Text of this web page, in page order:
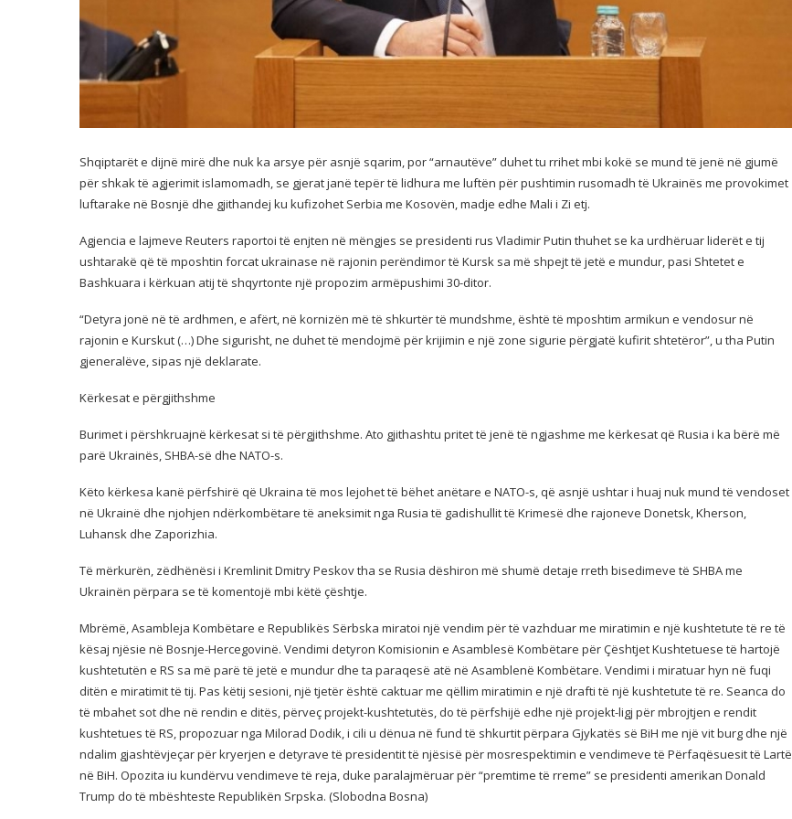
Shqiptarët e dijnë mirë dhe nuk ka arsye për asnjë sqarim, por “arnautëve” duhet tu rrihet mbi kokë se mund të jenë në gjumë
për shkak të agjerimit islamomadh, se gjerat janë tepër të lidhura me luftën për pushtimin rusomadh të Ukrainës me provokimet
luftarake në Bosnjë dhe gjithandej ku kufizohet Serbia me Kosovën, madje edhe Mali i Zi etj.
Agjencia e lajmeve Reuters raportoi të enjten në mëngjes se presidenti rus Vladimir Putin thuhet se ka urdhëruar liderët e tij
ushtarakë që të mposhtin forcat ukrainase në rajonin perëndimor të Kursk sa më shpejt të jetë e mundur, pasi Shtetet e
Bashkuara i kërkuan atij të shqyrtonte një propozim armëpushimi 30-ditor.
“Detyra jonë në të ardhmen, e afërt, në kornizën më të shkurtër të mundshme, është të mposhtim armikun e vendosur në
rajonin e Kurskut (…) Dhe sigurisht, ne duhet të mendojmë për krijimin e një zone sigurie përgjatë kufirit shtetëror”, u tha Putin
gjeneralëve, sipas një deklarate.
Kërkesat e përgjithshme
Burimet i përshkruajnë kërkesat si të përgjithshme. Ato gjithashtu pritet të jenë të ngjashme me kërkesat që Rusia i ka bërë më
parë Ukrainës, SHBA-së dhe NATO-s.
Këto kërkesa kanë përfshirë që Ukraina të mos lejohet të bëhet anëtare e NATO-s, që asnjë ushtar i huaj nuk mund të vendoset
në Ukrainë dhe njohjen ndërkombëtare të aneksimit nga Rusia të gadishullit të Krimesë dhe rajoneve Donetsk, Kherson,
Luhansk dhe Zaporizhia.
Të mërkurën, zëdhënësi i Kremlinit Dmitry Peskov tha se Rusia dëshiron më shumë detaje rreth bisedimeve të SHBA me
Ukrainën përpara se të komentojë mbi këtë çështje.
Mbrëmë, Asambleja Kombëtare e Republikës Sërbska miratoi një vendim për të vazhduar me miratimin e një kushtetute të re të
kësaj njësie në Bosnje-Hercegovinë. Vendimi detyron Komisionin e Asamblesë Kombëtare për Çështjet Kushtetuese të hartojë
kushtetutën e RS sa më parë të jetë e mundur dhe ta paraqesë atë në Asamblenë Kombëtare. Vendimi i miratuar hyn në fuqi
ditën e miratimit të tij. Pas këtij sesioni, një tjetër është caktuar me qëllim miratimin e një drafti të një kushtetute të re. Seanca do
të mbahet sot dhe në rendin e ditës, përveç projekt-kushtetutës, do të përfshijë edhe një projekt-ligj për mbrojtjen e rendit
kushtetues të RS, propozuar nga Milorad Dodik, i cili u dënua në fund të shkurtit përpara Gjykatës së BiH me një vit burg dhe një
ndalim gjashtëvjeçar për kryerjen e detyrave të presidentit të njësisë për mosrespektimin e vendimeve të Përfaqësuesit të Lartë
në BiH. Opozita iu kundërvu vendimeve të reja, duke paralajmëruar për “premtime të rreme” se presidenti amerikan Donald
Trump do të mbështeste Republikën Srpska. (Slobodna Bosna)